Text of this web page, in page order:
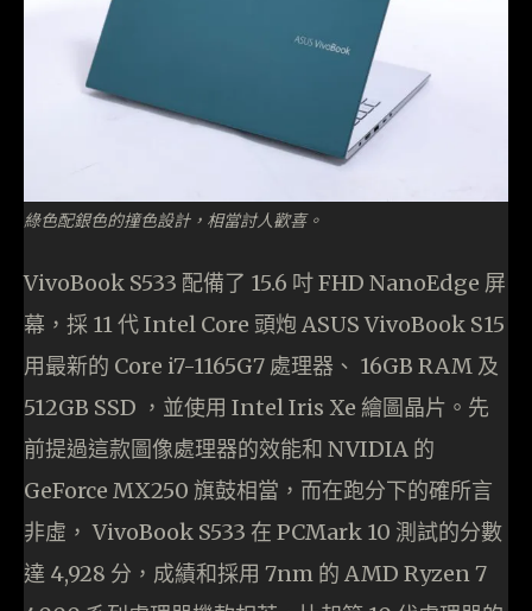
綠色配銀色的撞色設計，相當討人歡喜。
VivoBook S533 配備了 15.6 吋 FHD NanoEdge 屏
幕，採 11 代 Intel Core 頭炮 ASUS VivoBook S15
用最新的 Core i7-1165G7 處理器、 16GB RAM 及
512GB SSD ，並使用 Intel Iris Xe 繪圖晶片。先
前提過這款圖像處理器的效能和 NVIDIA 的
GeForce MX250 旗鼓相當，而在跑分下的確所言
非虛， VivoBook S533 在 PCMark 10 測試的分數
達 4,928 分，成績和採用 7nm 的 AMD Ryzen 7